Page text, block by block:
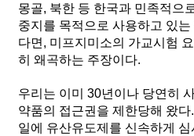
몽골, 북한 등 한국과 민족적으
중지를 목적으로 사용하고 있
다면, 미프지미소의 가교시험
히 왜곡하는 주장이다.
우리는 이미 30년이나 당연히
약품의 접근권을 제한당해 왔
일에 유산유도제를 신속하게